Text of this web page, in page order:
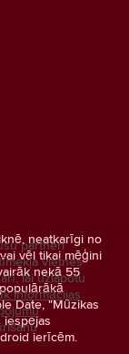
neatkarīgi no
vēl tikai mēģini
nekā 55
Date, "Mūzikas
iespējas
ierīcēm.
partneri
vietnes
lai uzlabotu
informācijas